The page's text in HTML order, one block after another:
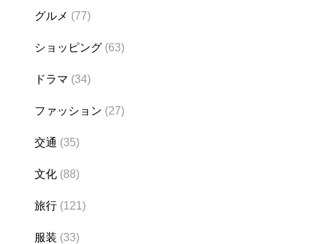
グルメ (77)
ショッピング (63)
ドラマ (34)
ファッション (27)
交通 (35)
文化 (88)
旅行 (121)
服装 (33)